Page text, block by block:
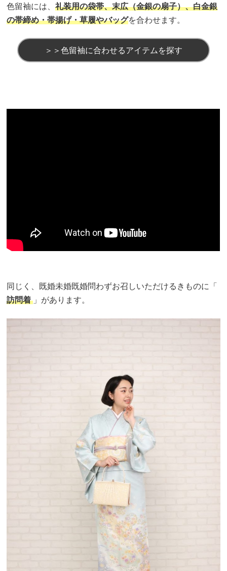
色留袖には、礼装用の袋帯、末広（金銀の扇子）、白金銀
の帯締め・帯揚げ・草履やバッグを合わせます。
＞＞色留袖に合わせるアイテムを探す
同じく、既婚未婚既婚問わずお召しいただけるきものに「
訪問着 」があります。